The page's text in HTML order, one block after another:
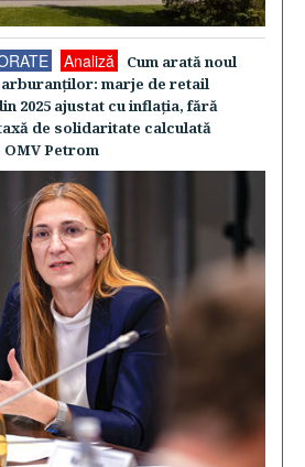
Analiză
Cum arată noul
marje de retail
2025 ajustat cu inflaţia, fără
de solidaritate calculată
Petrom